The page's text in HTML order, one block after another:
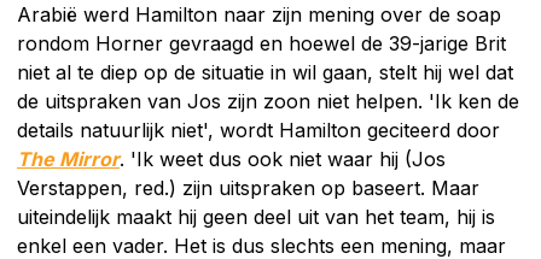
Arabië werd Hamilton naar zijn mening over de soap
rondom Horner gevraagd en hoewel de 39-jarige Brit
niet al te diep op de situatie in wil gaan, stelt hij wel dat
de uitspraken van Jos zijn zoon niet helpen. 'Ik ken de
details natuurlijk niet', wordt Hamilton geciteerd door
The Mirror. 'Ik weet dus ook niet waar hij (Jos
Verstappen, red.) zijn uitspraken op baseert. Maar
uiteindelijk maakt hij geen deel uit van het team, hij is
enkel een vader. Het is dus slechts een mening, maar